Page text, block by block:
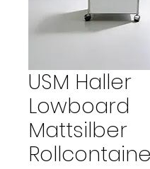
USM Haller
Lowboard
Mattsilber